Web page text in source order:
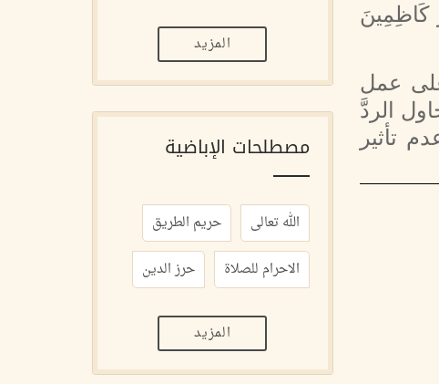
كَاظِمِينَ
على عمل
الردَّ
تأثير
المزيد
مصطلحات الإباضية
الله تعالى
حريم الطريق
الاحرام للصلاة
حرز الدين
المزيد